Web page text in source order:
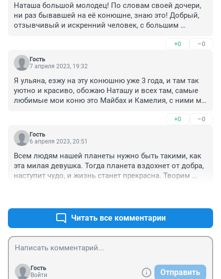
Наташа большой молодец! По словам своей дочери,
ни раз бывавшей на её конюшне, знаю это! Добрый,
отзывчивый и искренний человек, с большим
+0 –0
Гость
7 апреля 2023, 19:32
Я ульяна, езжу на эту конюшню уже 3 года, и там так
уютно и красиво, обожаю Наташу и всех там, самые
любимые мои коню это Майбах и Камелия, с ними мы
+0 –0
Гость
6 апреля 2023, 20:51
Всем людям нашей планеты нужно быть такими, как
эта милая девушка. Тогда планета вздохнет от добра,
наступит чудо, и жизнь станет прекрасна. Творим
Читать все комментарии
Гость
Войти
Отправить